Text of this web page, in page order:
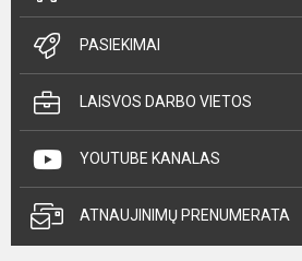
PASIEKIMAI
LAISVOS DARBO VIETOS
YOUTUBE KANALAS
ATNAUJINIMŲ PRENUMERATA